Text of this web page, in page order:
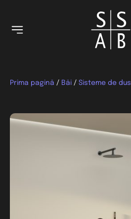
Prima pagină / Băi / Sisteme de dus